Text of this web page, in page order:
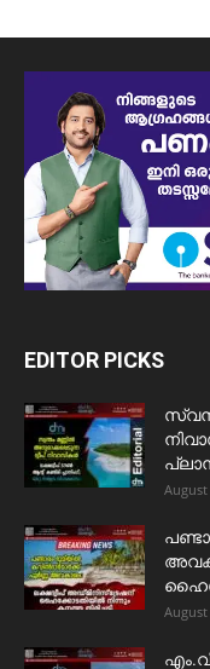
EDITOR PICKS
August
August